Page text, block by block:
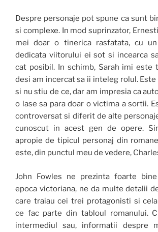
Despre personaje pot spune ca sunt
si complexe. In mod suprinzator,
mei doar o tinerica rasfatata, cu
dedicata viitorului ei sot si incearca
cat posibil. In schimb, Sarah imi este
desi am incercat sa ii inteleg rolul.
si nu stiu de ce, dar am impresia ca
o lase sa para doar o victima a sortii.
controversat si diferit de alte
cunoscut in acest gen de opere.
apropie de tipicul personaj din
este, din punctul meu de vedere,
John Fowles ne prezinta foarte
epoca victoriana, ne da multe detalii
care traiau cei trei protagonisti si
ce fac parte din tabloul romanului.
intermediul sau, informatii despre